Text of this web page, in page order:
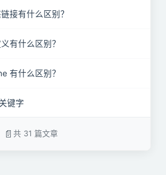
接有什么区别？
有什么区别？
有什么区别？
键字
何区别？
共 31 篇文章